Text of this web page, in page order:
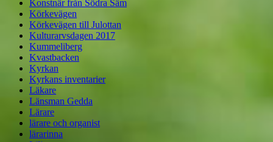
Konstnär från Södra Säm
Körkevägen
Körkevägen till Julottan
Kulturarvsdagen 2017
Kummeliberg
Kvastbacken
Kyrkan
Kyrkans inventarier
Läkare
Länsman Gedda
Lärare
lärare och organist
lärarinna